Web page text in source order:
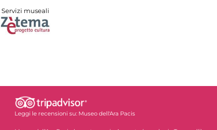
Servizi museali
Leggi le recensioni su: Museo dell'Ara Pacis